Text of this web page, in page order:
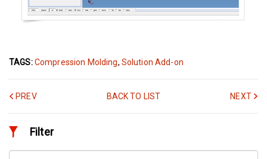
TAGS:Compression Molding, Solution Add-on
PREV BACK TO LIST NEXT
Filter